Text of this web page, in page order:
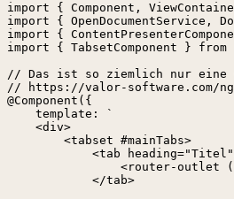
import { Component,
import { OpenDocumentService,
import {
import { TabsetComponent }
// Das ist so ziemlich nur eine
// https://valor-software.com/
@Component({
    template: `
    <div>
        <tabset #mainTabs>
<tab
<router-outlet
            </tab>